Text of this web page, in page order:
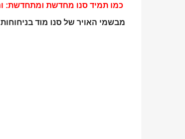
כמו תמיד סנו מחדשת ומתחדשת:
מבשמי האויר של סנו מוד בניחוחות